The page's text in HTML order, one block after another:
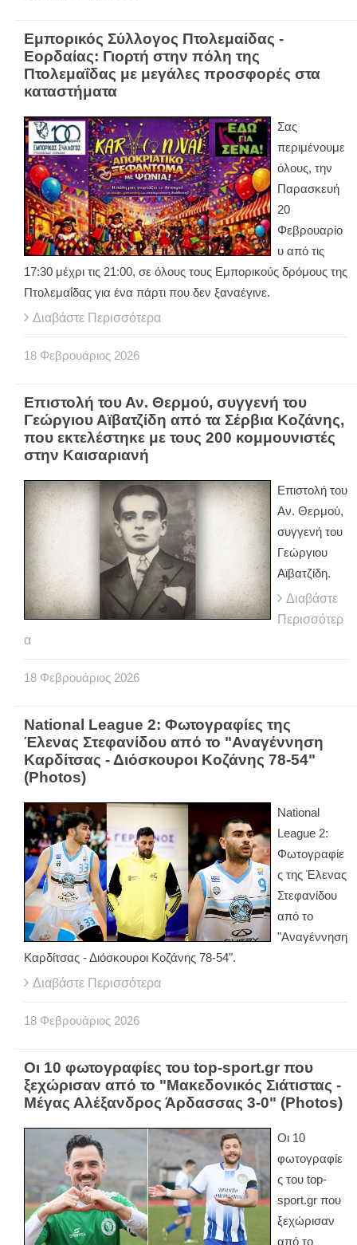
Εμπορικός Σύλλογος Πτολεμαίδας -
Εορδαίας: Γιορτή στην πόλη της
Πτολεμαΐδας με μεγάλες προσφορές στα
καταστήματα
Σας
περιμένουμε
όλους, την
Παρασκευή
20
Φεβρουαρίο
υ από τις
17:30 μέχρι τις 21:00, σε όλους τους Εμπορικούς δρόμους της
Πτολεμαΐδας για ένα πάρτι που δεν ξαναέγινε.
Διαβάστε Περισσότερα
18 Φεβρουάριος 2026
Επιστολή του Αν. Θερμού, συγγενή του
Γεώργιου Αϊβατζίδη από τα Σέρβια Κοζάνης,
που εκτελέστηκε με τους 200 κομμουνιστές
στην Καισαριανή
Επιστολή του
Αν. Θερμού,
συγγενή του
Γεώργιου
Αϊβατζίδη.
Διαβάστε
Περισσότερ
α
18 Φεβρουάριος 2026
National League 2: Φωτογραφίες της
Έλενας Στεφανίδου από το "Αναγέννηση
Καρδίτσας - Διόσκουροι Κοζάνης 78-54"
(Photos)
National
League 2:
Φωτογραφίε
ς της Έλενας
Στεφανίδου
από το
"Αναγέννηση
Καρδίτσας - Διόσκουροι Κοζάνης 78-54".
Διαβάστε Περισσότερα
18 Φεβρουάριος 2026
Οι 10 φωτογραφίες του top-sport.gr που
ξεχώρισαν από το "Μακεδονικός Σιάτιστας -
Μέγας Αλέξανδρος Άρδασσας 3-0" (Photos)
Οι 10
φωτογραφίε
ς του top-
sport.gr που
ξεχώρισαν
από το